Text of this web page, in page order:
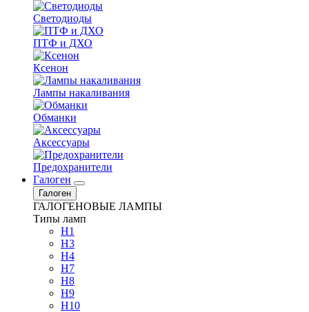
Светодиоды
ПТФ и ДХО
Ксенон
Лампы накаливания
Обманки
Аксессуары
Предохранители
Галоген
Галоген
ГАЛОГЕНОВЫЕ ЛАМПЫ
Типы ламп
H1
H3
H4
H7
H8
H9
H10